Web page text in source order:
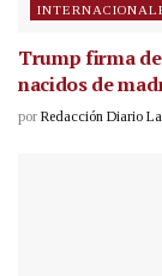
Trump firma
nacidos de
por Redacción Diario